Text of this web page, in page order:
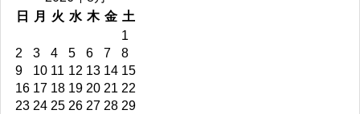
日
月 火 水 木 金 土
1
2
3 4 5 6 7
8
9
10 11 12 13 14 15
16 17 18 19 20 21 22
23 24 25 26 27 28 29